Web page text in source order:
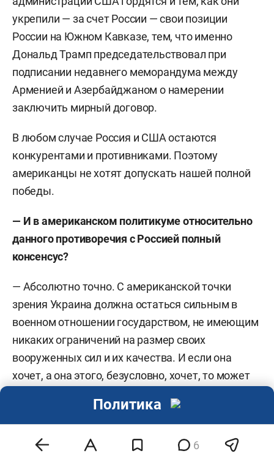
укрепили — за счет России — свои позиции
России на Южном Кавказе, тем, что именно
Дональд Трамп председательствовал при
подписании недавнего меморандума между
Арменией и Азербайджаном о намерении
заключить мирный договор.
В любом случае Россия и США остаются
конкурентами и противниками. Поэтому
американцы не хотят допускать нашей полной
победы.
— И в американском политикуме относительно
данного противоречия с Россией полный
консенсус?
— Абсолютно точно. С американской точки
зрения Украина должна остаться сильным в
военном отношении государством, не имеющим
никаких ограничений на размер своих
вооруженных сил и их качества. И если она
хочет, а она этого, безусловно, хочет, то может
Европейцы сейчас вместе с Украиной создают
дальнобойные ракеты «Сапсан», которые мы
недавно уничтожили, «Фламинго», которые на
6
Политика